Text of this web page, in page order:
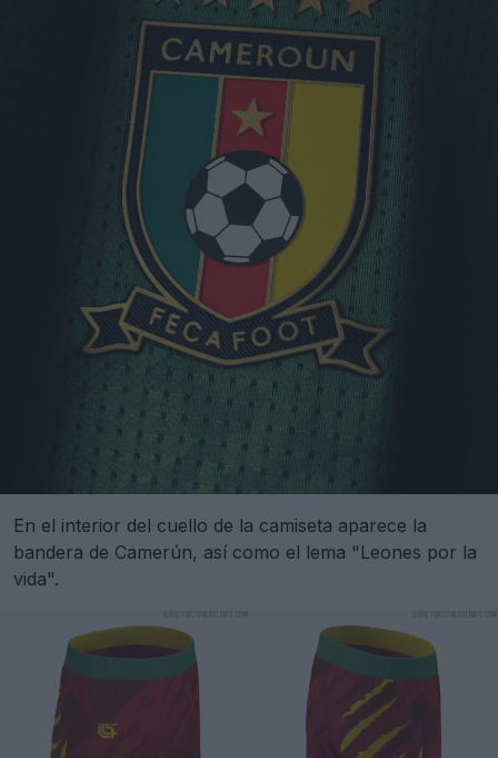
En el interior del cuello de la camiseta aparece la
bandera de Camerún, así como el lema "Leones por la
vida".